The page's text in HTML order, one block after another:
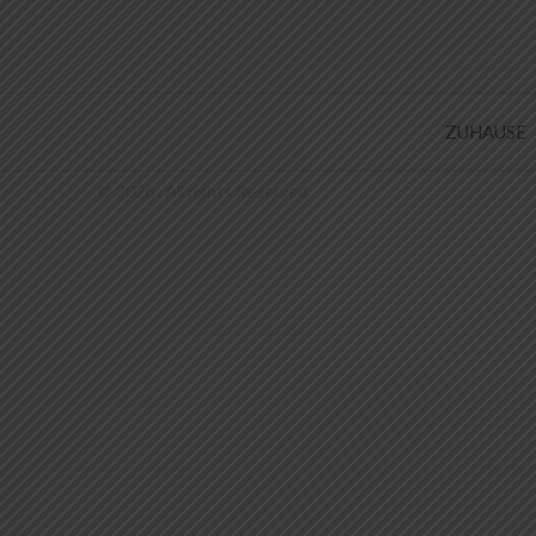
ZUHAUSE